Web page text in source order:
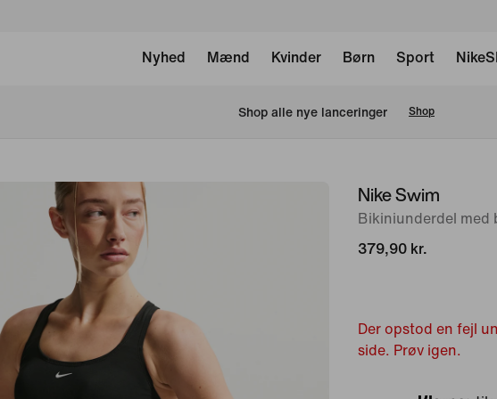
Nyhed Mænd Kvinder Børn Sport
Shop alle nye lanceringer Shop
billedeNike Swim
Bikiniunderdel med
379,90 kr.
Der opstod en fejl
side. Prøv igen.